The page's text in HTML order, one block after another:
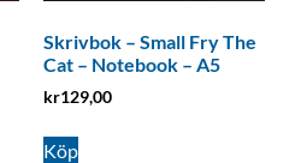
Skrivbok – Small Fry The
Cat – Notebook – A5
kr129,00
Köp